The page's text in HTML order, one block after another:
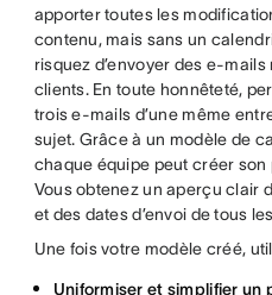
apporter toutes les
contenu, mais sans un
risquez d’envoyer des e-
clients. En toute honnêteté,
trois e-mails d’une même
sujet. Grâce à un modèle de
chaque équipe peut créer
Vous obtenez un aperçu clair
et des dates d’envoi de tous
Une fois votre modèle créé,
Uniformiser et simplifier un